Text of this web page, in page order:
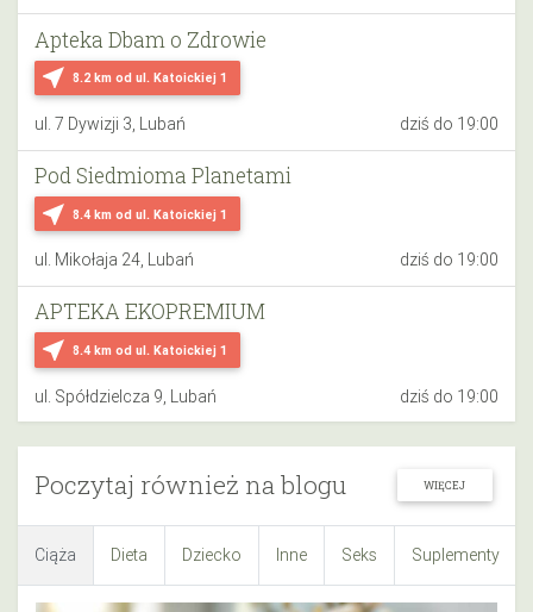
near_me 8.2 km od ul. Katoickiej 1
Apteka Dbam o Zdrowie
ul. 7 Dywizji 3, Lubań dziś do 19:00
near_me 8.4 km od ul. Katoickiej 1
Pod Siedmioma Planetami
ul. Mikołaja 24, Lubań dziś do 19:00
near_me 8.4 km od ul. Katoickiej 1
APTEKA EKOPREMIUM
ul. Spółdzielcza 9, Lubań dziś do 19:00
Poczytaj również na blogu WIĘCEJ
Ciąża Dieta Dziecko Inne Seks Suplementy